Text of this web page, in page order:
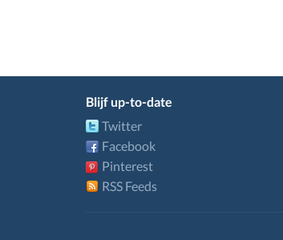
Blijf up-to-date
Twitter
Facebook
Pinterest
RSS Feeds